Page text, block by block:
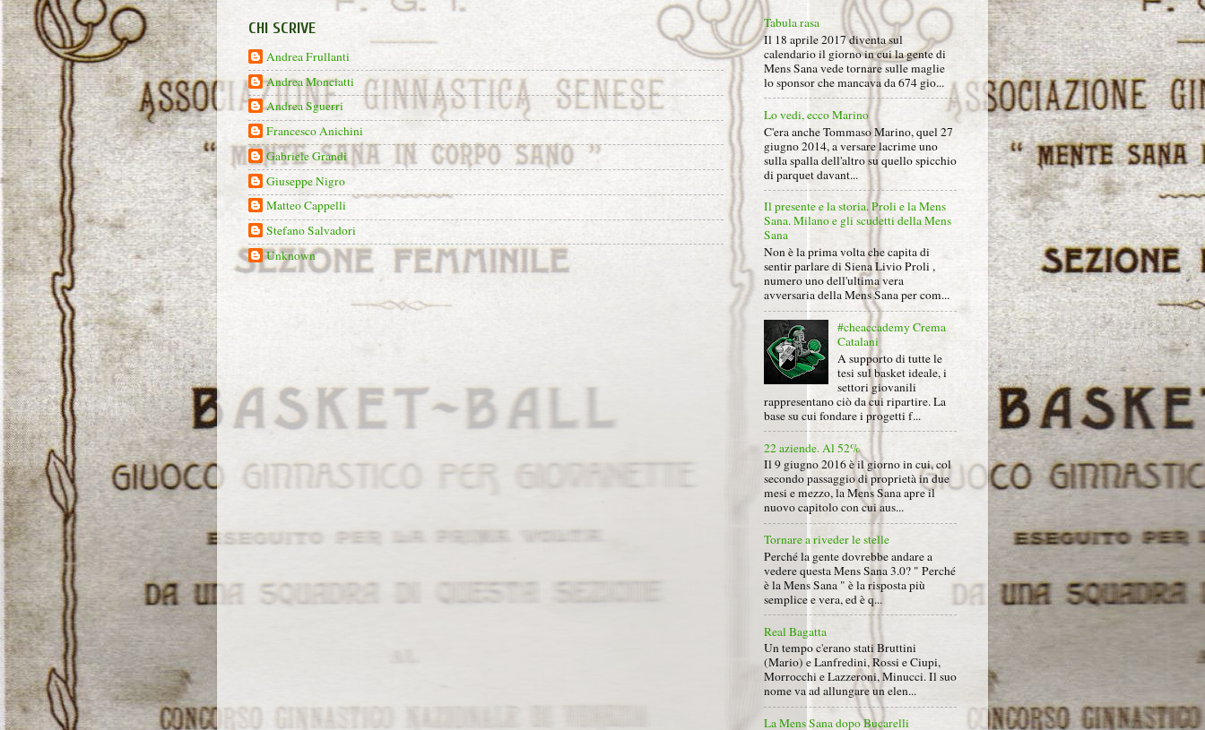
CHI SCRIVE
Andrea Frullanti
Andrea Monciatti
Andrea Sguerri
Francesco Anichini
Gabriele Grandi
Giuseppe Nigro
Matteo Cappelli
Stefano Salvadori
Unknown
Tabula rasa
Il 18 aprile 2017 diventa sul
calendario il giorno in cui la gente di
Mens Sana vede tornare sulle maglie
lo sponsor che mancava da 674 gio...
Lo vedi, ecco Marino
C'era anche Tommaso Marino, quel 27
giugno 2014, a versare lacrime uno
sulla spalla dell'altro su quello spicchio
di parquet davant...
Il presente e la storia. Proli e la Mens
Sana. Milano e gli scudetti della Mens
Sana
Non è la prima volta che capita di
sentir parlare di Siena Livio Proli ,
numero uno dell'ultima vera
avversaria della Mens Sana per com...
#cheaccademy Crema
Catalani
A supporto di tutte le
tesi sul basket ideale, i
settori giovanili
rappresentano ciò da cui ripartire. La
base su cui fondare i progetti f...
22 aziende. Al 52%
Il 9 giugno 2016 è il giorno in cui, col
secondo passaggio di proprietà in due
mesi e mezzo, la Mens Sana apre il
nuovo capitolo con cui aus...
Tornare a riveder le stelle
Perché la gente dovrebbe andare a
vedere questa Mens Sana 3.0? " Perché
è la Mens Sana " è la risposta più
semplice e vera, ed è q...
Real Bagatta
Un tempo c'erano stati Bruttini
(Mario) e Lanfredini, Rossi e Ciupi,
Morrocchi e Lazzeroni, Minucci. Il suo
nome va ad allungare un elen...
La Mens Sana dopo Bucarelli